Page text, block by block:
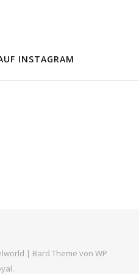
INSTAGRAM
| Bard Theme von WP
.